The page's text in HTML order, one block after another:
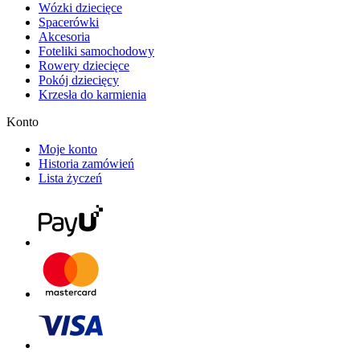
Wózki dziecięce
Spacerówki
Akcesoria
Foteliki samochodowy
Rowery dziecięce
Pokój dziecięcy
Krzesła do karmienia
Konto
Moje konto
Historia zamówień
Lista życzeń